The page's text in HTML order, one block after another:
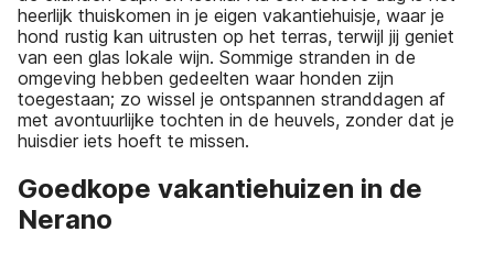
heerlijk thuiskomen in je eigen vakantiehuisje, waar je
hond rustig kan uitrusten op het terras, terwijl jij geniet
van een glas lokale wijn. Sommige stranden in de
omgeving hebben gedeelten waar honden zijn
toegestaan; zo wissel je ontspannen stranddagen af
met avontuurlijke tochten in de heuvels, zonder dat je
huisdier iets hoeft te missen.
Goedkope vakantiehuizen in de
Nerano